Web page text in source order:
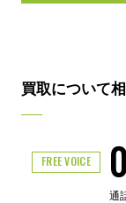
買取について
FREE VOICE
通